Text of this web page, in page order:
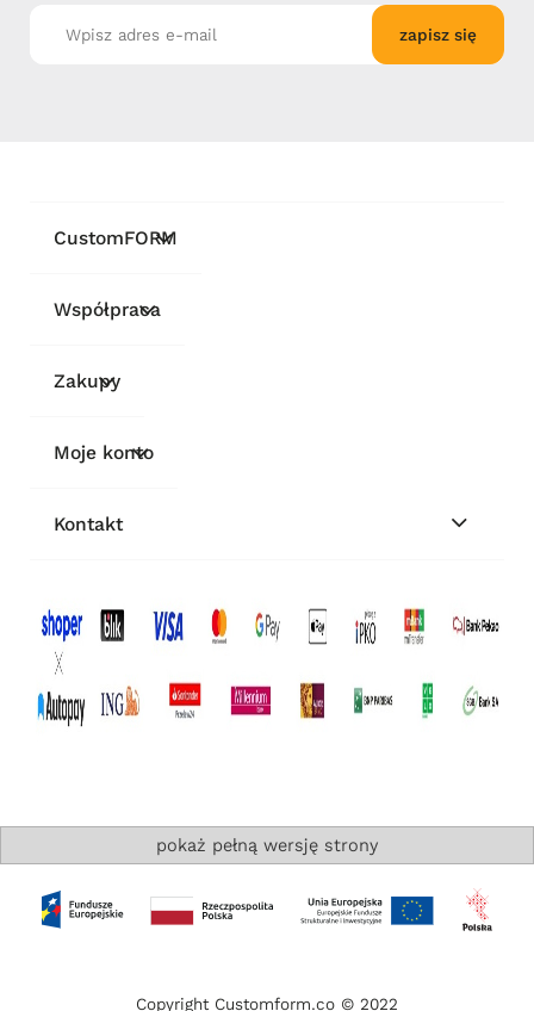
zapisz się
CustomFORM
Współpraca
Zakupy
Moje konto
Kontakt
pokaż pełną wersję strony
Copyright Customform.co © 2022